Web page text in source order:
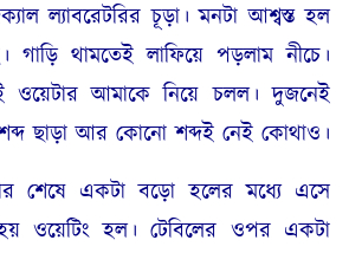
ল্যাবরেটরির চূড়া। মনটা আশ্বস্ত হল
থামতেই লাফিয়ে পড়লাম নীচে।
ওয়েটার আমাকে নিয়ে চলল। দুজনেই
ছাড়া আর কোনো শব্দই নেই কোথাও।
শেষে একটা বড়ো হলের মধ্যে এসে
ওয়েটিং হল। টেবিলের ওপর একটা